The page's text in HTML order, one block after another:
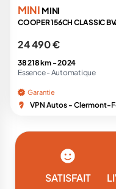
MINI MINI
COOPER 156CH CLASSIC
24 490 €
38 218 km -2024
Essence - Automatique
Garantie
VPN Autos - Clermont-
SATISFAIT